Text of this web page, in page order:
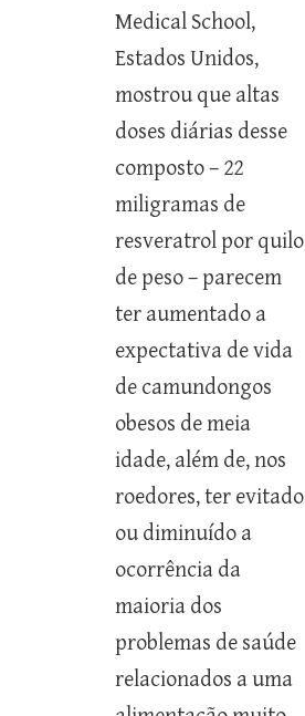
Medical School,
Estados Unidos,
mostrou que altas
doses diárias desse
composto – 22
miligramas de
resveratrol por quilo
de peso – parecem
ter aumentado a
expectativa de vida
de camundongos
obesos de meia
idade, além de, nos
roedores, ter evitado
ou diminuído a
ocorrência da
maioria dos
problemas de saúde
relacionados a uma